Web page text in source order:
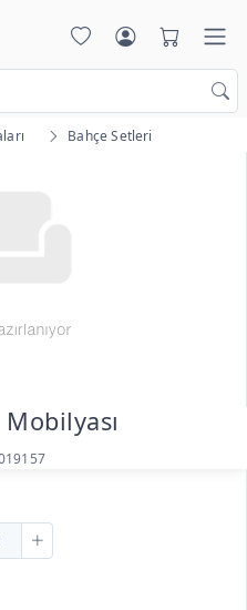
Bahçe Setleri